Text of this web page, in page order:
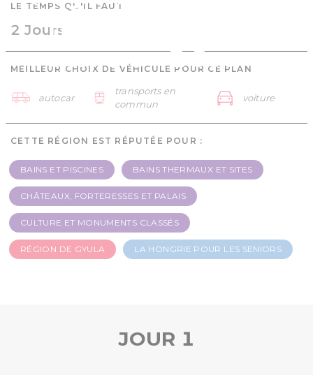
Hongrie pour les
seniors - 2 Jours
LE TEMPS QU'IL FAUT
2 Jours
MEILLEUR CHOIX DE VÉHICULE POUR CE PLAN
autocar
transports en
commun
voiture
CETTE RÉGION EST RÉPUTÉE POUR :
BAINS ET PISCINES BAINS THERMAUX ET SITES
CHÂTEAUX, FORTERESSES ET PALAIS
CULTURE ET MONUMENTS CLASSÉS
RÉGION DE GYULA LA HONGRIE POUR LES SENIORS
JOUR 1